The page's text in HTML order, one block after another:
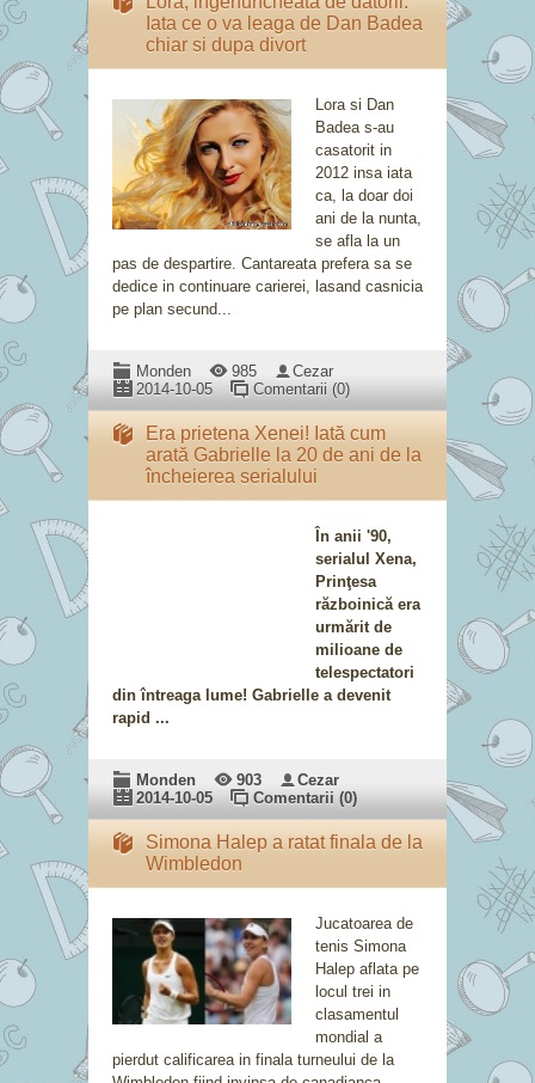
Iata ce o va leaga de Dan Badea
chiar si dupa divort
Lora si Dan
Badea s-au
casatorit in
2012 insa iata
ca, la doar doi
ani de la nunta,
se afla la un
pas de despartire. Cantareata prefera sa se
dedice in continuare carierei, lasand casnicia
pe plan secund...
Monden 985
Cezar
2014-10-05
Comentarii (0)
Era prietena Xenei! Iată cum
arată Gabrielle la 20 de ani de la
încheierea serialului
În anii '90,
serialul Xena,
Prinţesa
războinică era
urmărit de
milioane de
telespectatori
din întreaga lume! Gabrielle a devenit
rapid ...
Monden 903
Cezar
2014-10-05
Comentarii (0)
Simona Halep a ratat finala de la
Wimbledon
Jucatoarea de
tenis Simona
Halep aflata pe
locul trei in
clasamentul
mondial a
pierdut calificarea in finala turneului de la